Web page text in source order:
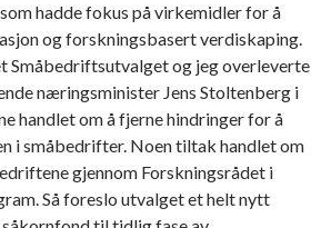
hadde fokus på virkemidler for å
og forskningsbasert verdiskaping.
Småbedriftsutvalget og jeg overleverte
næringsminister Jens Stoltenberg i
handlet om å fjerne hindringer for å
i småbedrifter. Noen tiltak handlet om
gjennom Forskningsrådet i
Så foreslo utvalget et helt nytt